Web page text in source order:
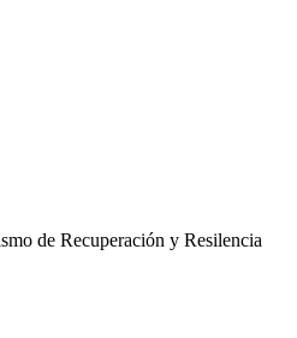
de Recuperación y Resilencia